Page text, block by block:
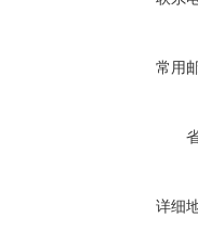
常用
详细